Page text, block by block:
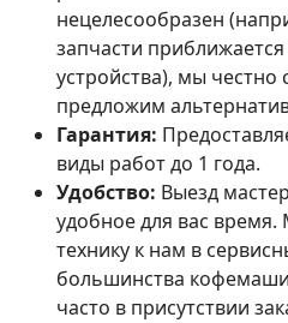
нецелесообразен
запчасти
устройства), мы честно
предложим
Гарантия:
виды работ до 1 года.
Удобство: Выезд
удобное для вас
технику к нам в
большинства
часто в присутствии